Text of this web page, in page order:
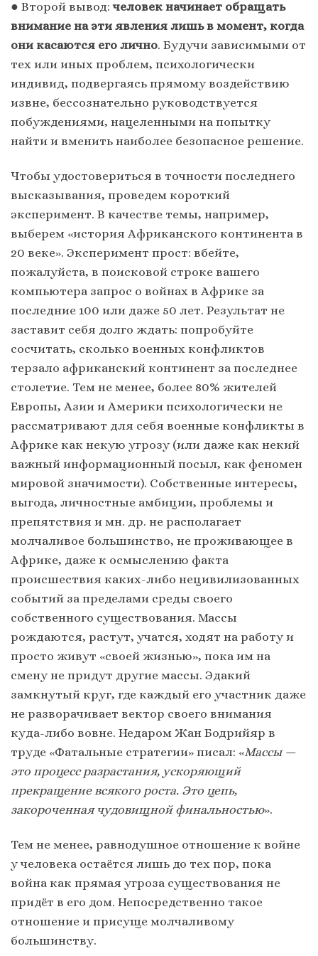
● Второй вывод:человек начинает обращать
внимание на эти явления лишь в момент, когда
они касаются его лично. Будучи зависимыми от
тех или иных проблем, психологически
индивид, подвергаясь прямому воздействию
извне, бессознательно руководствуется
побуждениями, нацеленными на попытку
найти и вменить наиболее безопасное решение.
Чтобы удостовериться в точности последнего
высказывания, проведем короткий
эксперимент. В качестве темы, например,
выберем «история Африканского континента в
20 веке». Эксперимент прост: вбейте,
пожалуйста, в поисковой строке вашего
компьютера запрос о войнах в Африке за
последние 100 или даже 50 лет. Результат не
заставит себя долго ждать: попробуйте
сосчитать, сколько военных конфликтов
терзало африканский континент за последнее
столетие. Тем не менее, более 80% жителей
Европы, Азии и Америки психологически не
рассматривают для себя военные конфликты в
Африке как некую угрозу (или даже как некий
важный информационный посыл, как феномен
мировой значимости). Собственные интересы,
выгода, личностные амбиции, проблемы и
препятствия и мн. др. не располагает
молчаливое большинство, не проживающее в
Африке, даже к осмыслению факта
происшествия каких-либо нецивилизованных
событий за пределами среды своего
собственного существования. Массы
рождаются, растут, учатся, ходят на работу и
просто живут «своей жизнью», пока им на
смену не придут другие массы. Эдакий
замкнутый круг, где каждый его участник даже
не разворачивает вектор своего внимания
куда-либо вовне. Недаром Жан Бодрийяр в
труде «Фатальные стратегии» писал: «Массы —
это процесс разрастания, ускоряющий
прекращение всякого роста. Это цепь,
закороченная чудовищной финальностью».
Тем не менее, равнодушное отношение к войне
у человека остаётся лишь до тех пор, пока
война как прямая угроза существования не
придёт в его дом. Непосредственно такое
отношение и присуще молчаливому
большинству.